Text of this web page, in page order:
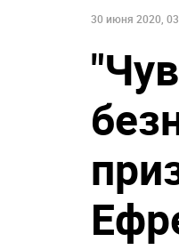
30 июня 2020,